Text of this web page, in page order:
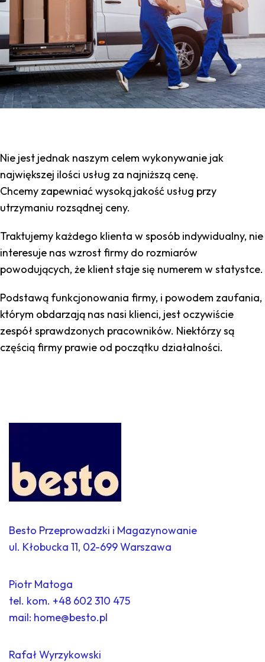
Nie jest jednak naszym celem wykonywanie jak
największej ilości usług za najniższą cenę.
Chcemy zapewniać wysoką jakość usług przy
utrzymaniu rozsądnej ceny.
Traktujemy każdego klienta w sposób indywidualny, nie
interesuje nas wzrost firmy do rozmiarów
powodujących, że klient staje się numerem w statystce.
Podstawą funkcjonowania firmy, i powodem zaufania,
którym obdarzają nas nasi klienci, jest oczywiście
zespół sprawdzonych pracowników. Niektórzy są
częścią firmy prawie od początku działalności.
Besto Przeprowadzki i Magazynowanie
ul. Kłobucka 11, 02-699 Warszawa
Piotr Matoga
tel. kom. +48 602 310 475
mail: home@besto.pl
Rafał Wyrzykowski